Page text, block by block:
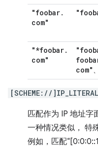
"foobar.
com"
"*foobar.
com"
com"、
[SCHEME://
匹配作为 IP 地址字
一种情况类似， 特
例如，匹配